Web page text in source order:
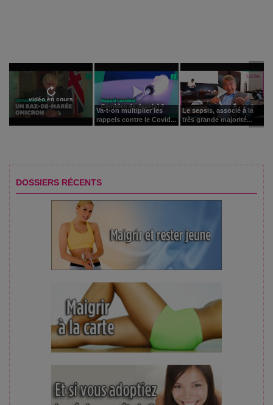
vidéo en cours
Va-t-on multiplier les
rappels contre le Covid...
Le sepsis, associé à la
très grande majorité...
DOSSIERS RÉCENTS